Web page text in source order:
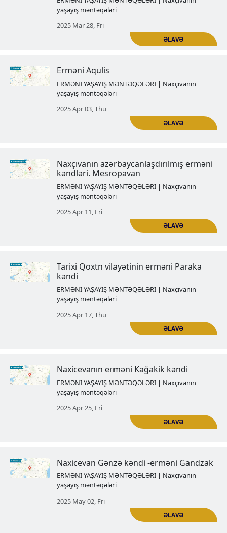
Erməni Qoxtn vilayətinin tarixi
Azərbaycana ilhaq edildikdən
birdəfəlik susdu
ERMƏNI YAŞAYIŞ MƏNTƏQƏLƏRI |
yaşayış məntəqələri
Erməni Aqulis
ERMƏNI YAŞAYIŞ MƏNTƏQƏLƏRI |
Naxçıvanın
ERMƏNI YAŞAYIŞ MƏNTƏQƏLƏRI |
yaşayış məntəqələri
2025 Apr 11, Fri